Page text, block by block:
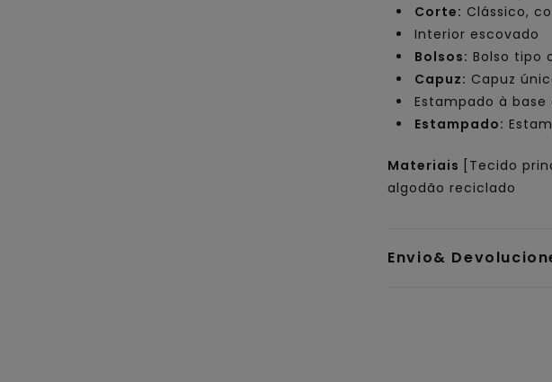
Corte: Clássico,
Interior escovado
Bolsos: Bolso tipo
Capuz: Capuz
Estampado à base
Estampado:
Materiais
[Tecido
algodão reciclado
Envio&